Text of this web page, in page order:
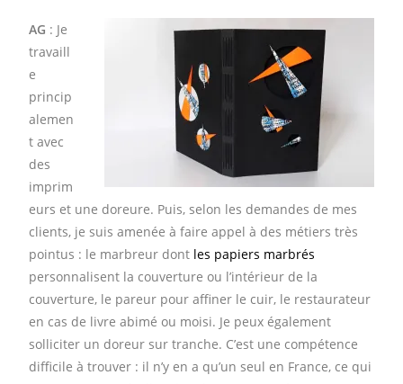
AG : Je
travaill
e
princip
alemen
t avec
des
imprim
eurs et une doreure. Puis, selon les demandes de mes
clients, je suis amenée à faire appel à des métiers très
pointus : le marbreur dont les papiers marbrés
personnalisent la couverture ou l’intérieur de la
couverture, le pareur pour affiner le cuir, le restaurateur
en cas de livre abimé ou moisi. Je peux également
solliciter un doreur sur tranche. C’est une compétence
difficile à trouver : il n’y en a qu’un seul en France, ce qui